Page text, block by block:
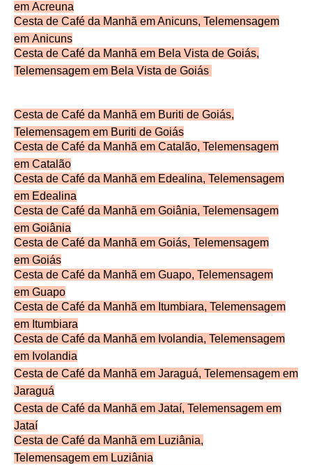
em Acreuna
Cesta de Café da Manhã em Anicuns, Telemensagem
em Anicuns
Cesta de Café da Manhã em Bela Vista de Goiás,
Telemensagem em Bela Vista de Goiás
Cesta de Café da Manhã em Buriti de Goiás,
Telemensagem em Buriti de Goiás
Cesta de Café da Manhã em Catalão, Telemensagem
em Catalão
Cesta de Café da Manhã em Edealina, Telemensagem
em Edealina
Cesta de Café da Manhã em Goiânia, Telemensagem
em Goiânia
Cesta de Café da Manhã em Goiás, Telemensagem
em Goiás
Cesta de Café da Manhã em Guapo, Telemensagem
em Guapo
Cesta de Café da Manhã em Itumbiara, Telemensagem
em Itumbiara
Cesta de Café da Manhã em Ivolandia, Telemensagem
em Ivolandia
Cesta de Café da Manhã em Jaraguá, Telemensagem em
Jaraguá
Cesta de Café da Manhã em Jataí, Telemensagem em
Jataí
Cesta de Café da Manhã em Luziânia,
Telemensagem em Luziânia